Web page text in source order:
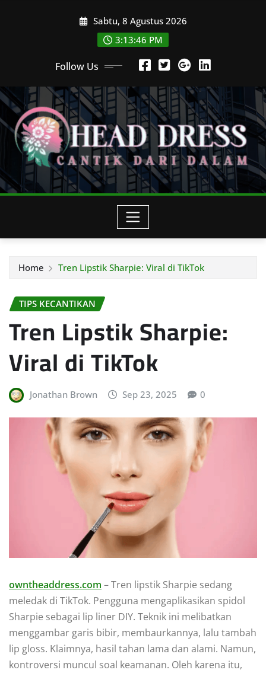
Sabtu, 8 Agustus 2026
3:13:48 PM
Follow Us
Home Tren Lipstik Sharpie: Viral di TikTok
TIPS KECANTIKAN
Tren Lipstik Sharpie:
Viral di TikTok
Jonathan Brown Sep 23, 2025 0
owntheaddress.com – Tren lipstik Sharpie sedang
meledak di TikTok. Pengguna mengaplikasikan spidol
Sharpie sebagai lip liner DIY. Teknik ini melibatkan
menggambar garis bibir, membaurkannya, lalu tambah
lip gloss. Klaimnya, hasil tahan lama dan alami. Namun,
kontroversi muncul soal keamanan. Oleh karena itu,